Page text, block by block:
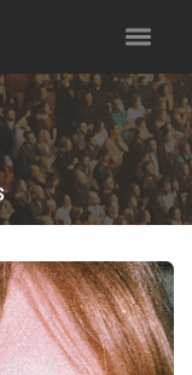
Toggle
navigation